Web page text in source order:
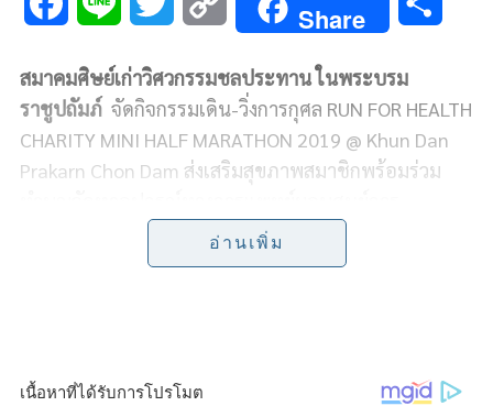
c
e
b
n
e
i
t
t
e
r
p
y
L
i
n
Share
r
สมาคมศิษย์เก่าวิศวกรรมชลประทาน ในพระบรม
ราชูปถัมภ์จัดกิจกรรมเดิน-วิ่งการกุศล RUN FOR HEALTH
CHARITY MINI HALF MARATHON 2019 @ Khun Dan
Prakarn Chon Dam ส่งเสริมสุขภาพสมาชิกพร้อมร่วม
แพทย์ปัญญานันทภิกขุ
ว่า การจัดกิจกรรมเดิน-วิ่งการกุศล RUN FOR HEALTH
อ่านเพิ่ม